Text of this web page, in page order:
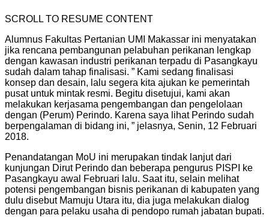
SCROLL TO RESUME CONTENT
Alumnus Fakultas Pertanian UMI Makassar ini menyatakan
jika rencana pembangunan pelabuhan perikanan lengkap
dengan kawasan industri perikanan terpadu di Pasangkayu
sudah dalam tahap finalisasi. ” Kami sedang finalisasi
konsep dan desain, lalu segera kita ajukan ke pemerintah
pusat untuk mintak resmi. Begitu disetujui, kami akan
melakukan kerjasama pengembangan dan pengelolaan
dengan (Perum) Perindo. Karena saya lihat Perindo sudah
berpengalaman di bidang ini, ” jelasnya, Senin, 12 Februari
2018.
Penandatangan MoU ini merupakan tindak lanjut dari
kunjungan Dirut Perindo dan beberapa pengurus PISPI ke
Pasangkayu awal Februari lalu. Saat itu, selain melihat
potensi pengembangan bisnis perikanan di kabupaten yang
dulu disebut Mamuju Utara itu, dia juga melakukan dialog
dengan para pelaku usaha di pendopo rumah jabatan bupati.